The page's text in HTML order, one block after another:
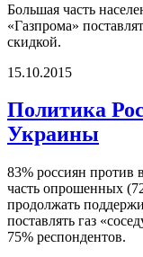
Большая часть
«Газпрома»
скидкой.
15.10.2015
Политика
Украины
83% россиян
часть опрошенных
продолжать
поставлять газ
75% респондентов.